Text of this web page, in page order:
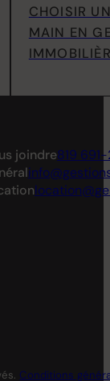
CHOISIR
MAIN EN
joindre819
Conditions